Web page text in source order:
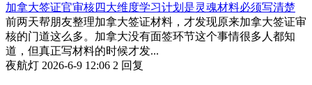
加拿大签证官审核四大维度学习计划是灵魂材料必须写清楚
前两天帮朋友整理加拿大签证材料，才发现原来加拿大签证审
核的门道这么多。加拿大没有面签环节这个事情很多人都知
道，但真正写材料的时候才发...
夜航灯 2026-6-9 12:06 2 回复